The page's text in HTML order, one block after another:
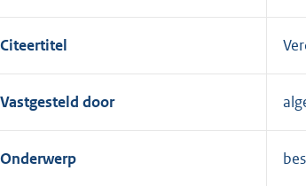
Citeertitel
Vastgesteld door
Onderwerp